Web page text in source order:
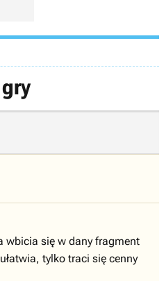
wbicia się w dany fragment
tylko traci się cenny